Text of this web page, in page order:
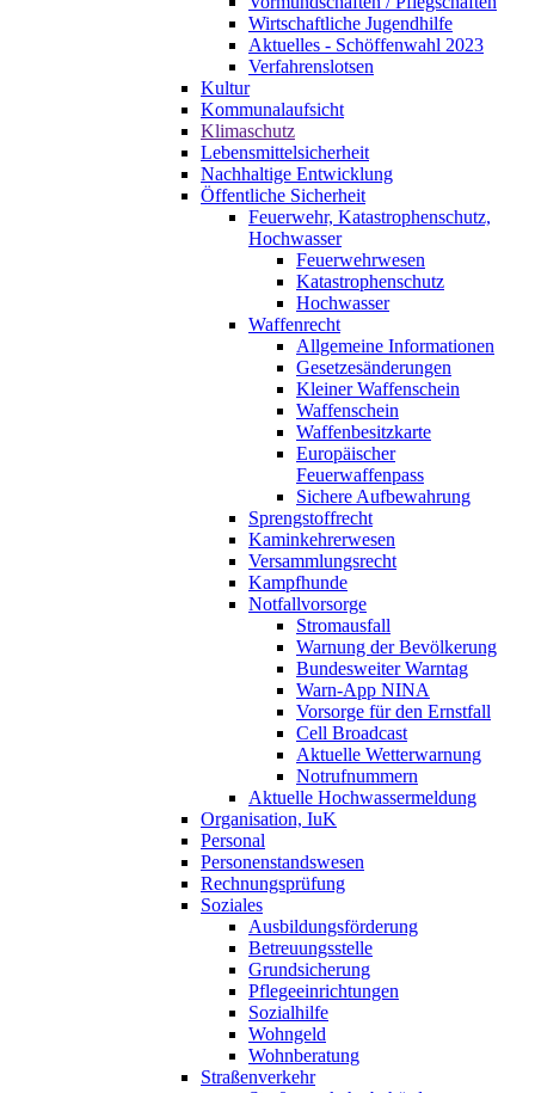
Wirtschaftliche Jugendhilfe
Aktuelles - Schöffenwahl 2023
Verfahrenslotsen
Kultur
Kommunalaufsicht
Klimaschutz
Lebensmittelsicherheit
Nachhaltige Entwicklung
Öffentliche Sicherheit
Feuerwehr, Katastrophenschutz,
Hochwasser
Feuerwehrwesen
Katastrophenschutz
Hochwasser
Waffenrecht
Allgemeine Informationen
Gesetzesänderungen
Kleiner Waffenschein
Waffenschein
Waffenbesitzkarte
Europäischer
Feuerwaffenpass
Sichere Aufbewahrung
Sprengstoffrecht
Kaminkehrerwesen
Versammlungsrecht
Kampfhunde
Notfallvorsorge
Stromausfall
Warnung der Bevölkerung
Bundesweiter Warntag
Warn-App NINA
Vorsorge für den Ernstfall
Cell Broadcast
Aktuelle Wetterwarnung
Notrufnummern
Aktuelle Hochwassermeldung
Organisation, IuK
Personal
Personenstandswesen
Rechnungsprüfung
Soziales
Ausbildungsförderung
Betreuungsstelle
Grundsicherung
Pflegeeinrichtungen
Sozialhilfe
Wohngeld
Wohnberatung
Straßenverkehr